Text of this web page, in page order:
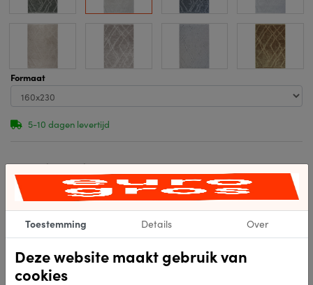
Formaat
5-10 dagen levertijd
Specificaties
Artikelnummer 5414452096637
Toestemming Details Over
Deze website maakt gebruik van
cookies